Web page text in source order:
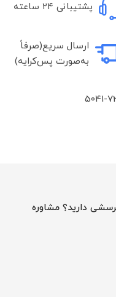
پشتیبانی ۲۴ ساعته
ارسال سریع(صرفاً
به‌صورت پس‌کرایه)
5041-
10 صبح تا 9 شب، پرسشی دارید؟ مشاوره